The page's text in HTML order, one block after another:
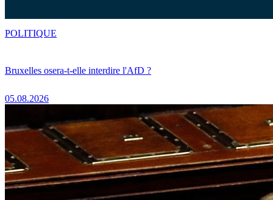
Bruxelles osera-t-elle interdire l'AfD ?
05.08.2026
POLITIQUE